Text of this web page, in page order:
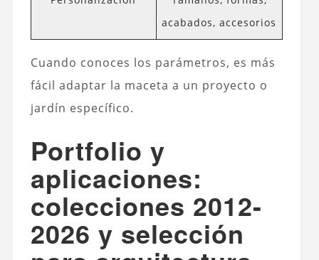
acabados, accesorios
Cuando conoces los parámetros, es más
fácil adaptar la maceta a un proyecto o
jardín específico.
Portfolio y
aplicaciones:
colecciones 2012-
2026 y selección